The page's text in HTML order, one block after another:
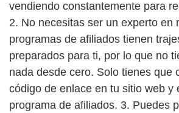
vendiendo constantemente para
2. No necesitas ser un experto en
programas de afiliados tienen
preparados para ti, por lo que no
nada desde cero. Solo tienes que
código de enlace en tu sitio web y
programa de afiliados. 3. Puedes